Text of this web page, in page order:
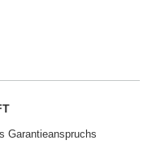
Garantieanspruchs